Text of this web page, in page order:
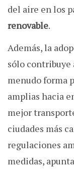
del aire en los
renovable.
Además, la
sólo contribuye
menudo forma
amplias hacia
mejor
ciudades más
regulaciones
medidas,